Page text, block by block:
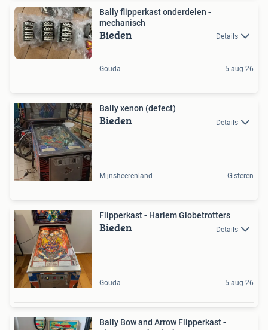
Bally flipperkast onderdelen -
mechanisch
Bieden Details
Gouda 5 aug 26
Bally xenon (defect)
Bieden Details
Mijnsheerenland Gisteren
Flipperkast - Harlem Globetrotters
Bieden Details
Gouda 5 aug 26
Bally Bow and Arrow Flipperkast -